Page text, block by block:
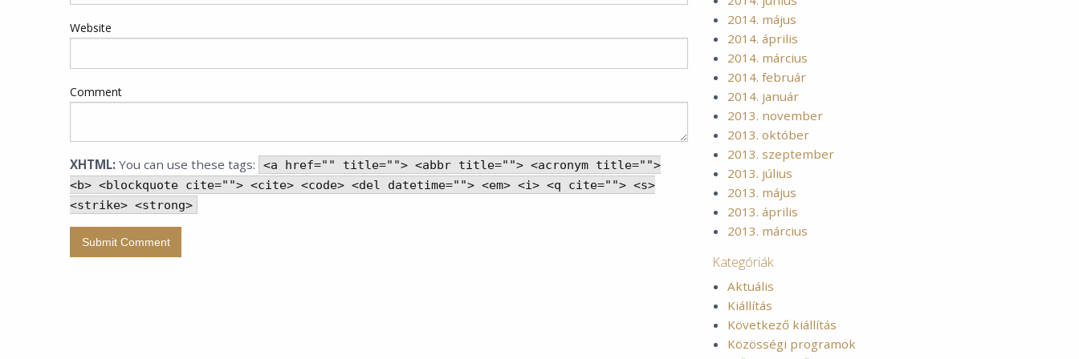
Website
Comment
XHTML:You can use these tags:
<a href="" title=""> <abbr title=""> <acronym title="">
<b> <blockquote cite=""> <cite> <code> <del datetime=""> <em> <i> <q cite=""> <s>
<strike> <strong>
2014. május
2014. április
2014. március
2014. február
2014. január
2013. november
2013. október
2013. szeptember
2013. július
2013. május
2013. április
2013. március
Kategóriák
Aktuális
Kiállítás
Következő kiállítás
Közösségi programok